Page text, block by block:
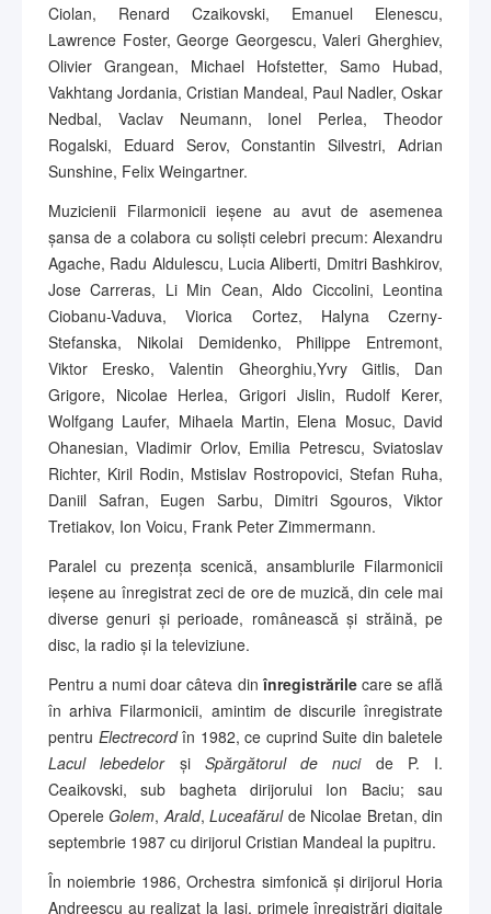
Ciolan, Renard Czaikovski, Emanuel Elenescu,
Lawrence Foster, George Georgescu, Valeri Gherghiev,
Olivier Grangean, Michael Hofstetter, Samo Hubad,
Vakhtang Jordania, Cristian Mandeal, Paul Nadler, Oskar
Nedbal, Vaclav Neumann, Ionel Perlea, Theodor
Rogalski, Eduard Serov, Constantin Silvestri, Adrian
Sunshine, Felix Weingartner.
Muzicienii Filarmonicii ieșene au avut de asemenea
șansa de a colabora cu soliști celebri precum: Alexandru
Agache, Radu Aldulescu, Lucia Aliberti, Dmitri Bashkirov,
Jose Carreras, Li Min Cean, Aldo Ciccolini, Leontina
Ciobanu-Vaduva, Viorica Cortez, Halyna Czerny-
Stefanska, Nikolai Demidenko, Philippe Entremont,
Viktor Eresko, Valentin Gheorghiu,Yvry Gitlis, Dan
Grigore, Nicolae Herlea, Grigori Jislin, Rudolf Kerer,
Wolfgang Laufer, Mihaela Martin, Elena Mosuc, David
Ohanesian, Vladimir Orlov, Emilia Petrescu, Sviatoslav
Richter, Kiril Rodin, Mstislav Rostropovici, Stefan Ruha,
Daniil Safran, Eugen Sarbu, Dimitri Sgouros, Viktor
Tretiakov, Ion Voicu, Frank Peter Zimmermann.
Paralel cu prezența scenică, ansamblurile Filarmonicii
ieșene au înregistrat zeci de ore de muzică, din cele mai
diverse genuri și perioade, românească și străină, pe
disc, la radio și la televiziune.
Pentru a numi doar câteva dinînregistrărilecare se află
în arhiva Filarmonicii, amintim de discurile înregistrate
pentru Electrecordîn 1982, ce cuprind Suite din baletele
Lacul lebedelorși Spărgătorul de nucide P. I.
Ceaikovski, sub bagheta dirijorului Ion Baciu; sau
OpereleGolem,Arald,Luceafărul de Nicolae Bretan, din
septembrie 1987 cu dirijorul Cristian Mandeal la pupitru.
În noiembrie 1986, Orchestra simfonică și dirijorul Horia
Andreescu au realizat la Iași, primele înregistrări digitale